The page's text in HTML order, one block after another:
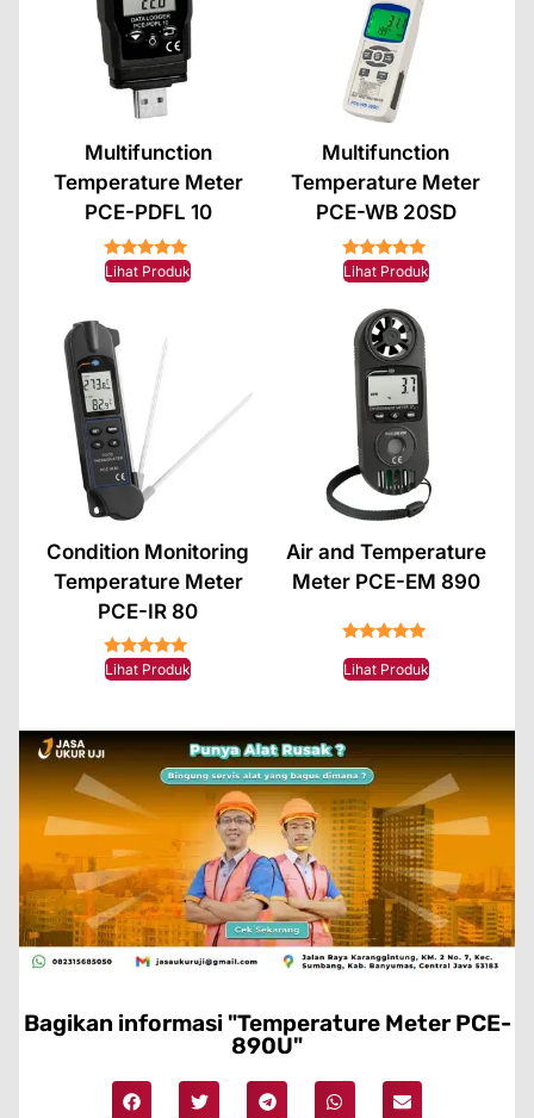
Multifunction
Temperature Meter
PCE-PDFL 10
★★★★★
Lihat Produk
Multifunction
Temperature Meter
PCE-WB 20SD
★★★★★
Lihat Produk
Condition Monitoring
Temperature Meter
PCE-IR 80
★★★★★
Lihat Produk
Air and Temperature
Meter PCE-EM 890
Lihat Produk
Bagikan informasi "Temperature Meter PCE-
890U"